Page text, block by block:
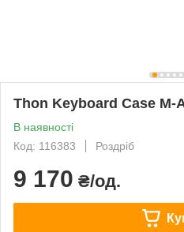
Thon Keyboard Case M-
В наявності
Код: 116383
Роздріб
9 170 ₴/од.